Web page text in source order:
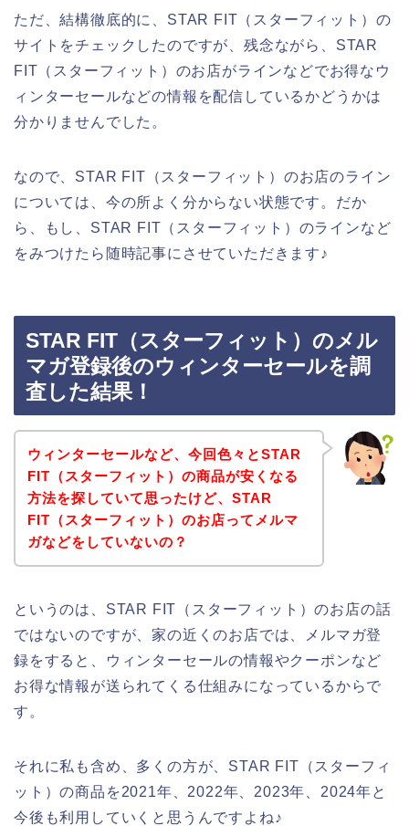
ただ、結構徹底的に、STAR FIT（スターフィット）の
サイトをチェックしたのですが、残念ながら、STAR
FIT（スターフィット）のお店がラインなどでお得なウ
ィンターセールなどの情報を配信しているかどうかは
分かりませんでした。
なので、STAR FIT（スターフィット）のお店のライン
については、今の所よく分からない状態です。だか
ら、もし、STAR FIT（スターフィット）のラインなど
をみつけたら随時記事にさせていただきます♪
STAR FIT（スターフィット）のメル
マガ登録後のウィンターセールを調
査した結果！
ウィンターセールなど、今回色々とSTAR
FIT（スターフィット）の商品が安くなる
方法を探していて思ったけど、STAR
FIT（スターフィット）のお店ってメルマ
ガなどをしていないの？
というのは、STAR FIT（スターフィット）のお店の話
ではないのですが、家の近くのお店では、メルマガ登
録をすると、ウィンターセールの情報やクーポンなど
お得な情報が送られてくる仕組みになっているからで
す。
それに私も含め、多くの方が、STAR FIT（スターフィ
ット）の商品を2021年、2022年、2023年、2024年と
今後も利用していくと思うんですよね♪